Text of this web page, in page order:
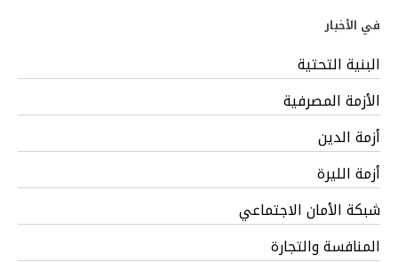
في الأخبار
البنية التحتية
الأزمة المصرفية
أزمة الدين
أزمة الليرة
شبكة الأمان الاجتماعي
المنافسة والتجارة